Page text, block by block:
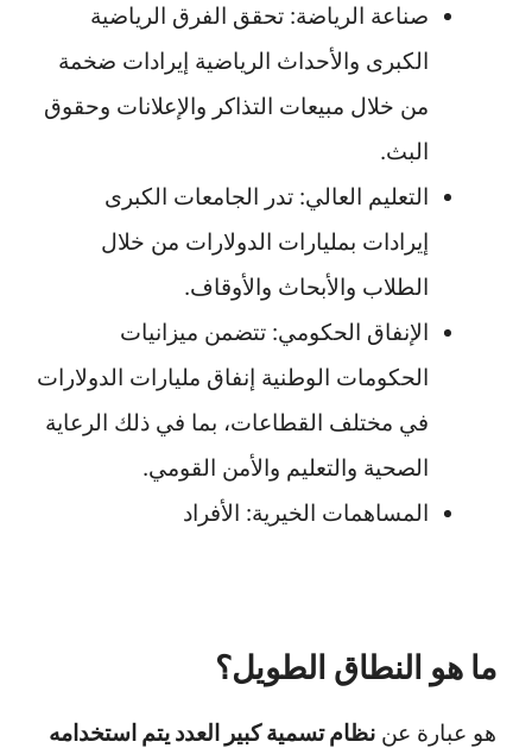
صناعة الرياضة: تحقق الفرق الرياضية
الكبرى والأحداث الرياضية إيرادات ضخمة
من خلال مبيعات التذاكر والإعلانات وحقوق
البث.
التعليم العالي: تدر الجامعات الكبرى
إيرادات بمليارات الدولارات من خلال
الطلاب والأبحاث والأوقاف.
الإنفاق الحكومي: تتضمن ميزانيات
الحكومات الوطنية إنفاق مليارات الدولارات
في مختلف القطاعات، بما في ذلك الرعاية
الصحية والتعليم والأمن القومي.
المساهمات الخيرية: الأفراد
ما هو النطاق الطويل؟
هو عبارة عن نظام تسمية كبير العدد يتم استخدامه